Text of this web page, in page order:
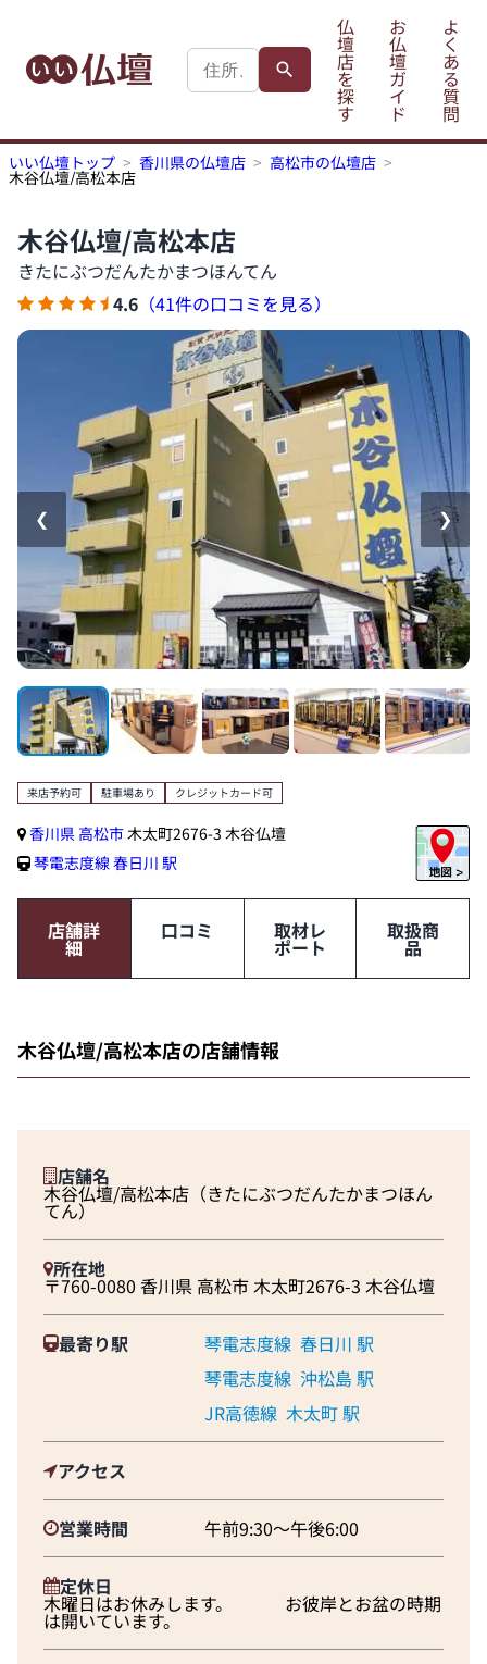
仏
壇
店
を
探
す
お
仏
壇
ガ
イ
ド
よ
く
あ
る
質
問
いい仏壇トップ 香川県の仏壇店 高松市の仏壇店
木谷仏壇/高松本店
木谷仏壇/高松本店
きたにぶつだんたかまつほんてん
4.6 （41件の口コミを見る）
❮ ❯
来店予約可 駐車場あり クレジットカード可
香川県 高松市木太町2676-3 木谷仏壇
琴電志度線春日川 駅
店舗詳
細
口コミ 取材レ
ポート
取扱商
品
木谷仏壇/高松本店の店舗情報
店舗名
木谷仏壇/高松本店（きたにぶつだんたかまつほん
てん）
所在地
〒760-0080 香川県 高松市 木太町2676-3 木谷仏壇
最寄り駅 琴電志度線 春日川 駅
琴電志度線 沖松島 駅
JR高徳線 木太町 駅
アクセス
営業時間 午前9:30～午後6:00
定休日
木曜日はお休みします。 お彼岸とお盆の時期
は開いています。